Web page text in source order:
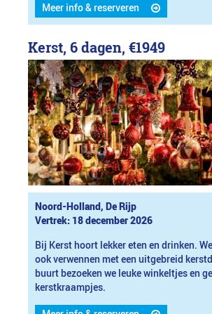
Meer info & reserveren
Kerst, 6 dagen, €1949
Noord-Holland, De Rijp
Vertrek: 18 december 2026
Bij Kerst hoort lekker eten en drinken.
ook verwennen met een uitgebreid
buurt bezoeken we leuke winkeltjes en
kerstkraampjes.